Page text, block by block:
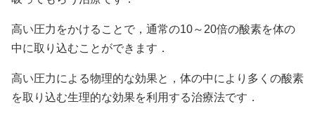
高い圧力をかけることで，通常の10～20倍の酸素を体の
中に取り込むことができます．
高い圧力による物理的な効果と，体の中により多くの酸素
を取り込む生理的な効果を利用する治療法です．